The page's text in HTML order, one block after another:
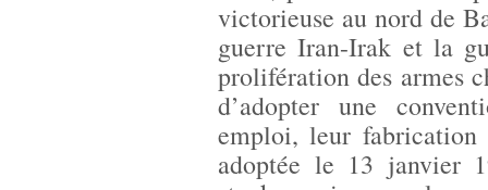
victorieuse au nord de
guerre Iran-Irak et la
prolifération des armes
d’adopter une
emploi, leur fabrication
adoptée le 13 janvier